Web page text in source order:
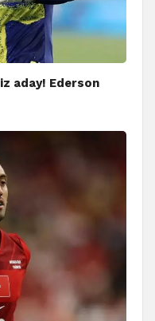
aday! Ederson